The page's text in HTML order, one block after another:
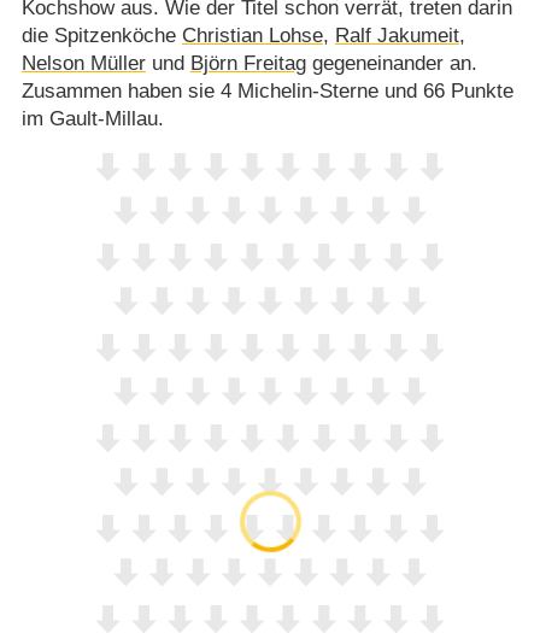
Kochshow aus. Wie der Titel schon verrät, treten darin
die Spitzenköche Christian Lohse, Ralf Jakumeit,
Nelson Müllerund Björn Freitaggegeneinander an.
Zusammen haben sie 4 Michelin-Sterne und 66 Punkte
im Gault-Millau.